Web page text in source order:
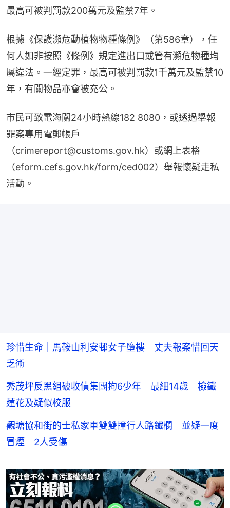
最高可被判罰款200萬元及監禁7年。
根據《保護瀕危動植物物種條例》（第586章），任
何人如非按照《條例》規定進出口或管有瀕危物種均
屬違法。一經定罪，最高可被判罰款1千萬元及監禁10
年，有關物品亦會被充公。
市民可致電海關24小時熱線182 8080，或透過舉報
罪案專用電郵帳戶
（crimereport@customs.gov.hk）或網上表格
（eform.cefs.gov.hk/form/ced002）舉報懷疑走私
活動。
珍惜生命｜馬鞍山利安邨女子墮樓 丈夫報案惜回天
乏術
秀茂坪反黑組破收債集團拘6少年 最細14歲 檢鐵
蓮花及疑似校服
觀塘協和街的士私家車雙雙撞行人路鐵欄 並疑一度
冒煙 2人受傷